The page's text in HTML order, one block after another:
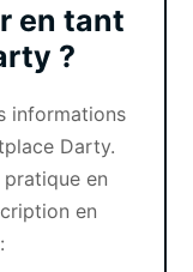
en tant
?
informations
Darty.
en
en